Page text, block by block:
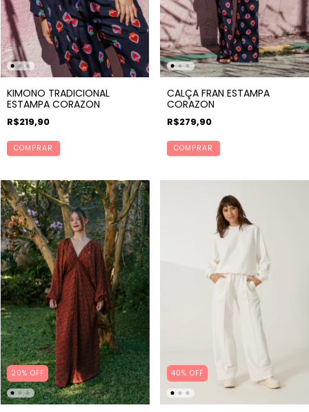
KIMONO TRADICIONAL
ESTAMPA CORAZON
R$219,90
COMPRAR
CALÇA FRAN ESTAMPA
CORAZON
R$279,90
COMPRAR
20% OFF 40% OFF